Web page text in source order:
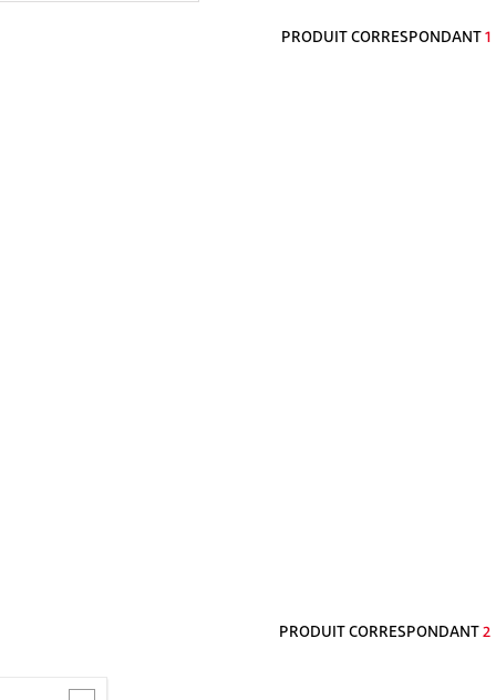
PRODUIT CORRESPONDANT 1
PRODUIT CORRESPONDANT 2